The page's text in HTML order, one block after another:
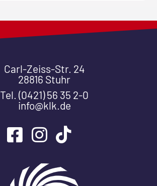
Carl-Zeiss-Str. 24
28816 Stuhr
Tel. (0421) 56 35 2-0
info@klk.de